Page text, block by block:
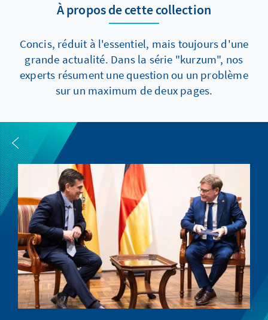
À propos de cette collection
Concis, réduit à l'essentiel, mais toujours d'une
grande actualité. Dans la série "kurzum", nos
experts résument une question ou un problème
sur un maximum de deux pages.